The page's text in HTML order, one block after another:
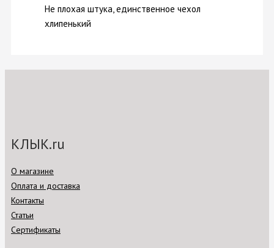
Не плохая штука, единственное чехол
хлипенький
КЛЫК.ru
О магазине
Оплата и доставка
Контакты
Статьи
Сертификаты